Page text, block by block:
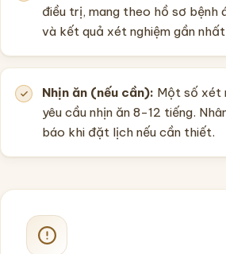
điều trị, mang theo hồ sơ bệnh
và kết quả xét nghiệm gần
Nhịn ăn (nếu cần): Một số xét
yêu cầu nhịn ăn 8-12 tiếng.
báo khi đặt lịch nếu cần thiết.